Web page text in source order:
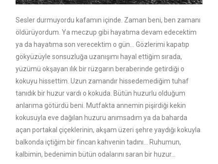
Sesler durmuyordu kafamın içinde. Zaman beni, ben zamanı
öldürüyordum. Ya meczup gibi hayatıma devam edecektim
ya da hayatıma son verecektim o gün… Gözlerimi kapatıp
gökyüzüyle sonsuzluğa uzanışımı hayal ettiğim sırada,
yüzümü okşayan ılık bir rüzgarın beraberinde getirdiği o
kokuyu hissettim. Uzun zamandır hissedemediğim tuhaf
tanıdık bir huzur vardı o kokuda. Bütün huzurlu olduğum
anlarıma götürdü beni. Mutfakta annemin pişirdiği kekin
kokusuyla eve dağılan huzuru anımsadım ya da baharda
açan portakal çiçeklerinin, akşam üzeri şehre yaydığı kokuyla
balkonda içtiğim bir fincan kahvenin tadını… Ruhumun,
kalbimin, bedenimin bütün odalarını saran bir huzur…